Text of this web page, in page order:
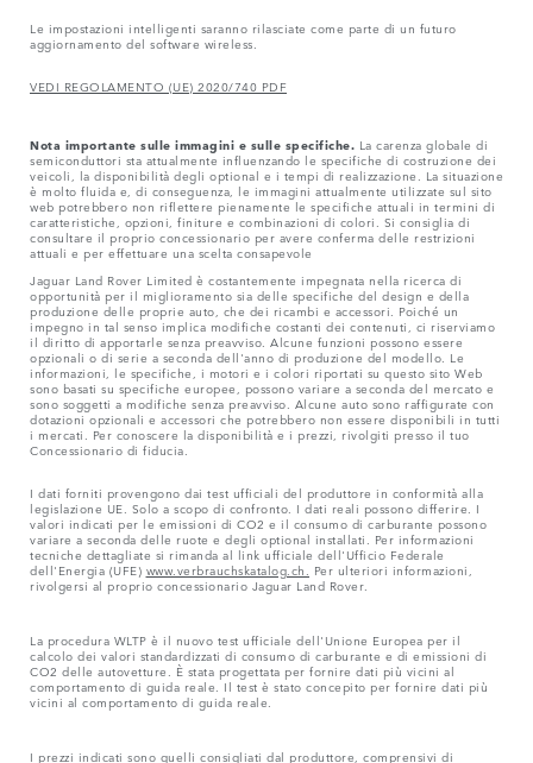
Le impostazioni intelligenti saranno rilasciate come parte di un futuro
aggiornamento del software wireless.
VEDI REGOLAMENTO (UE) 2020/740 PDF
Nota importante sulle immagini e sulle specifiche. La carenza globale di
semiconduttori sta attualmente influenzando le specifiche di costruzione dei
veicoli, la disponibilità degli optional e i tempi di realizzazione. La situazione
è molto fluida e, di conseguenza, le immagini attualmente utilizzate sul sito
web potrebbero non riflettere pienamente le specifiche attuali in termini di
caratteristiche, opzioni, finiture e combinazioni di colori. Si consiglia di
consultare il proprio concessionario per avere conferma delle restrizioni
attuali e per effettuare una scelta consapevole
Jaguar Land Rover Limited è costantemente impegnata nella ricerca di
opportunità per il miglioramento sia delle specifiche del design e della
produzione delle proprie auto, che dei ricambi e accessori. Poiché un
impegno in tal senso implica modifiche costanti dei contenuti, ci riserviamo
il diritto di apportarle senza preavviso. Alcune funzioni possono essere
opzionali o di serie a seconda dell'anno di produzione del modello. Le
informazioni, le specifiche, i motori e i colori riportati su questo sito Web
sono basati su specifiche europee, possono variare a seconda del mercato e
sono soggetti a modifiche senza preavviso. Alcune auto sono raffigurate con
dotazioni opzionali e accessori che potrebbero non essere disponibili in tutti
i mercati. Per conoscere la disponibilità e i prezzi, rivolgiti presso il tuo
Concessionario di fiducia.
I dati forniti provengono dai test ufficiali del produttore in conformità alla
legislazione UE. Solo a scopo di confronto. I dati reali possono differire. I
valori indicati per le emissioni di CO2 e il consumo di carburante possono
variare a seconda delle ruote e degli optional installati. Per informazioni
tecniche dettagliate si rimanda al link ufficiale dell'Ufficio Federale
dell'Energia (UFE) www.verbrauchskatalog.ch.
Per ulteriori informazioni,
rivolgersi al proprio concessionario Jaguar Land Rover.
La procedura WLTP è il nuovo test ufficiale dell'Unione Europea per il
calcolo dei valori standardizzati di consumo di carburante e di emissioni di
CO2 delle autovetture. È stata progettata per fornire dati più vicini al
comportamento di guida reale. Il test è stato concepito per fornire dati più
vicini al comportamento di guida reale.
I prezzi indicati sono quelli consigliati dal produttore, comprensivi di